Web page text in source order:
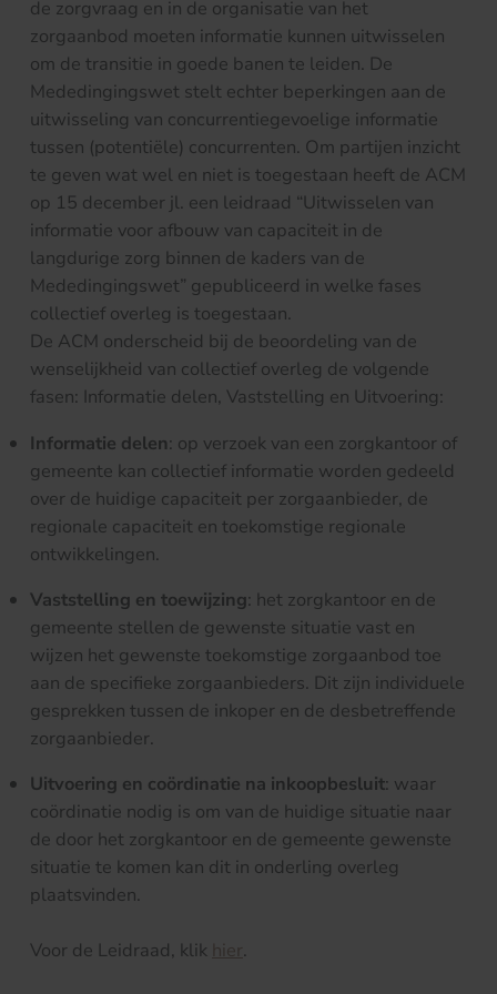
de zorgvraag en in de organisatie van het
zorgaanbod moeten informatie kunnen uitwisselen
om de transitie in goede banen te leiden. De
Mededingingswet stelt echter beperkingen aan de
uitwisseling van concurrentiegevoelige informatie
tussen (potentiële) concurrenten. Om partijen inzicht
te geven wat wel en niet is toegestaan heeft de ACM
op 15 december jl. een leidraad “Uitwisselen van
informatie voor afbouw van capaciteit in de
langdurige zorg binnen de kaders van de
Mededingingswet” gepubliceerd in welke fases
collectief overleg is toegestaan.
De ACM onderscheid bij de beoordeling van de
wenselijkheid van collectief overleg de volgende
fasen: Informatie delen, Vaststelling en Uitvoering:
Informatie delen: op verzoek van een zorgkantoor of
gemeente kan collectief informatie worden gedeeld
over de huidige capaciteit per zorgaanbieder, de
regionale capaciteit en toekomstige regionale
ontwikkelingen.
Vaststelling en toewijzing: het zorgkantoor en de
gemeente stellen de gewenste situatie vast en
wijzen het gewenste toekomstige zorgaanbod toe
aan de specifieke zorgaanbieders. Dit zijn individuele
gesprekken tussen de inkoper en de desbetreffende
zorgaanbieder.
Uitvoering en coördinatie na inkoopbesluit: waar
coördinatie nodig is om van de huidige situatie naar
de door het zorgkantoor en de gemeente gewenste
situatie te komen kan dit in onderling overleg
plaatsvinden.
Voor de Leidraad, klik hier.